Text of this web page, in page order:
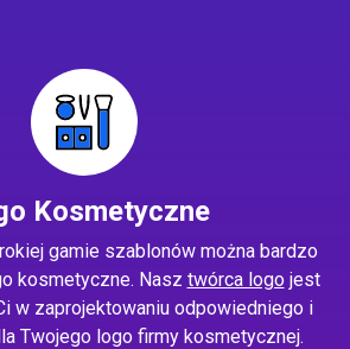
Kosmetyczne
gamie szablonów można bardzo
kosmetyczne. Nasz twórca logojest
w zaprojektowaniu odpowiedniego i
Twojego logo firmy kosmetycznej.